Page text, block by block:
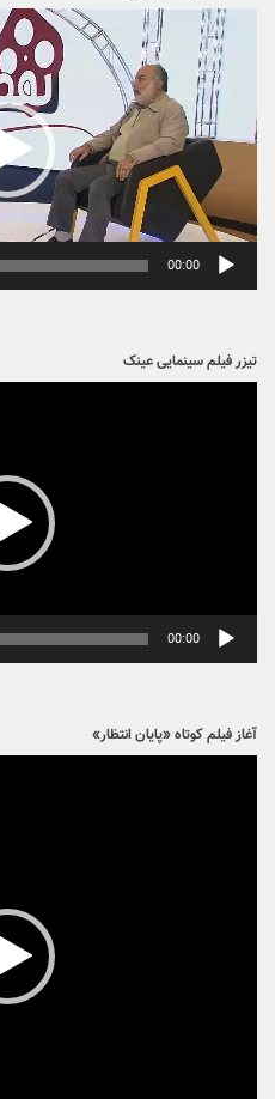
نمایشگر
00:00
تیزر فیلم سینمایی عینک
00:00
آغاز فیلم کوتاه «پایان انتظار»